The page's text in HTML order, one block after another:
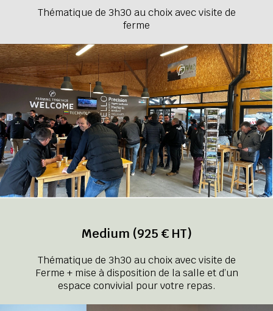
Thématique de 3h30 au choix avec visite de
ferme
Medium (925 € HT)
Thématique de 3h30 au choix avec visite de
Ferme + mise à disposition de la salle et d’un
espace convivial pour votre repas.